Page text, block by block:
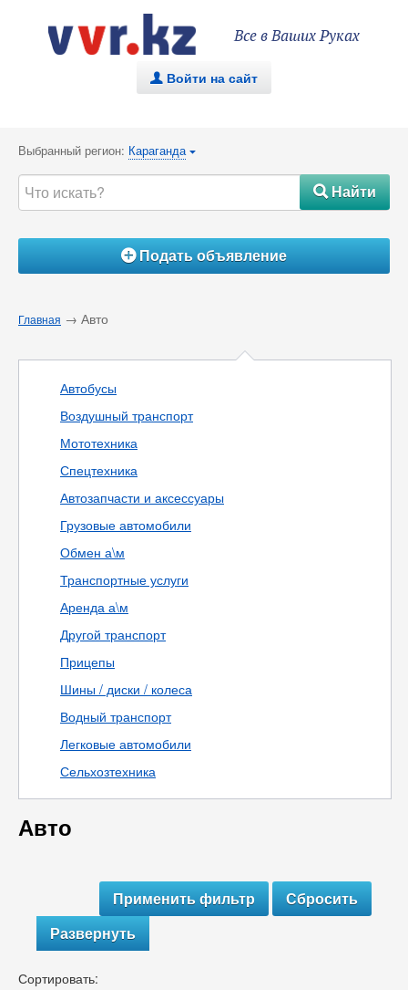
Все в Ваших Руках
. Войти на сайт
Выбранный регион: Караганда {
#Найти
ÁПодать объявление
Главная → Авто
Автобусы
Воздушный транспорт
Мототехника
Спецтехника
Автозапчасти и аксессуары
Грузовые автомобили
Обмен а\м
Транспортные услуги
Аренда а\м
Другой транспорт
Прицепы
Шины / диски / колеса
Водный транспорт
Легковые автомобили
Сельхозтехника
Авто
Развернуть
Сортировать: